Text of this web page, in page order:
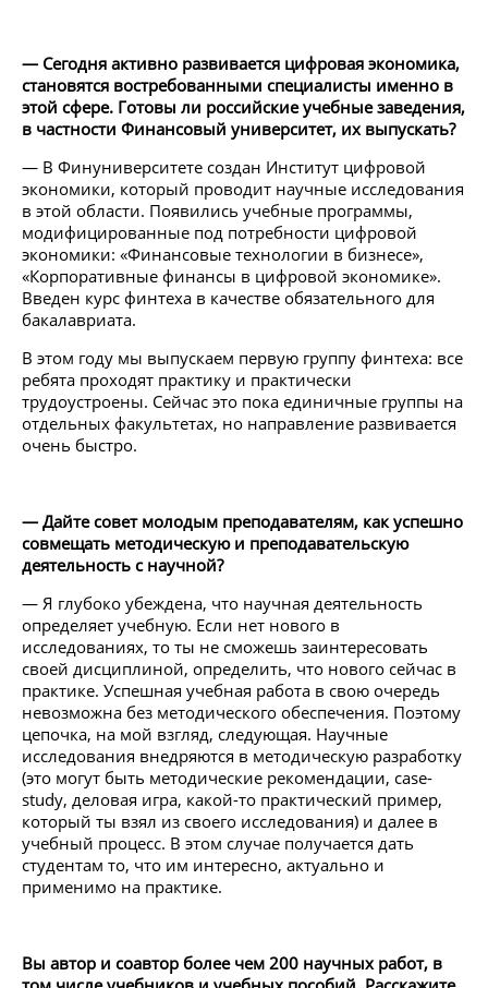
— Сегодня активно развивается цифровая экономика,
становятся востребованными специалисты именно в
этой сфере. Готовы ли российские учебные заведения,
в частности Финансовый университет, их выпускать?
— В Финуниверситете создан Институт цифровой
экономики, который проводит научные исследования
в этой области. Появились учебные программы,
модифицированные под потребности цифровой
экономики: «Финансовые технологии в бизнесе»,
«Корпоративные финансы в цифровой экономике».
Введен курс финтеха в качестве обязательного для
бакалавриата.
В этом году мы выпускаем первую группу финтеха: все
ребята проходят практику и практически
трудоустроены. Сейчас это пока единичные группы на
отдельных факультетах, но направление развивается
очень быстро.
— Дайте совет молодым преподавателям, как успешно
совмещать методическую и преподавательскую
деятельность с научной?
— Я глубоко убеждена, что научная деятельность
определяет учебную. Если нет нового в
исследованиях, то ты не сможешь заинтересовать
своей дисциплиной, определить, что нового сейчас в
практике. Успешная учебная работа в свою очередь
невозможна без методического обеспечения. Поэтому
цепочка, на мой взгляд, следующая. Научные
исследования внедряются в методическую разработку
(это могут быть методические рекомендации, case-
study, деловая игра, какой-то практический пример,
который ты взял из своего исследования) и далее в
учебный процесс. В этом случае получается дать
студентам то, что им интересно, актуально и
применимо на практике.
Вы автор и соавтор более чем 200 научных работ, в